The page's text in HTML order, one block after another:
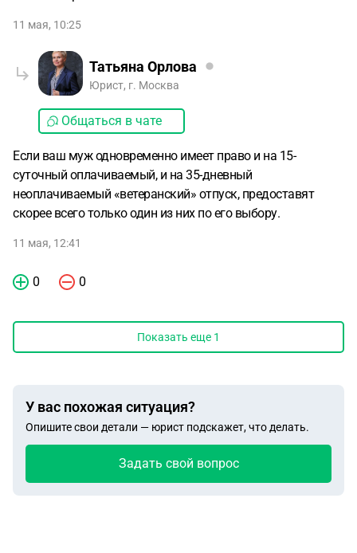
11 мая, 10:25
Татьяна Орлова
Юрист, г. Москва
Общаться в чате
Если ваш муж одновременно имеет право и на 15-
суточный оплачиваемый, и на 35-дневный
неоплачиваемый «ветеранский» отпуск, предоставят
скорее всего только один из них по его выбору.
11 мая, 12:41
0 0
Показать еще 1
У вас похожая ситуация?
Опишите свои детали — юрист подскажет, что делать.
Задать свой вопрос